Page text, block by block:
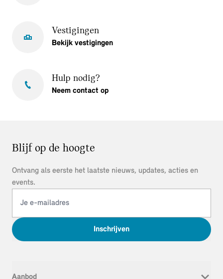
Vestigingen
Bekijk vestigingen
Hulp nodig?
Neem contact op
Blijf op de hoogte
Ontvang als eerste het laatste nieuws, updates, acties en
events.
Inschrijven
Aanbod